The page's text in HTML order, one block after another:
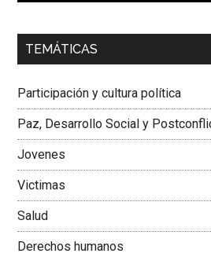
00:00
Dra. Carolina Corcho Mejía,
Colombiana
TEMÁTICAS
Participación y cultura política
Paz, Desarrollo Social y
Jovenes
Victimas
Salud
Derechos humanos